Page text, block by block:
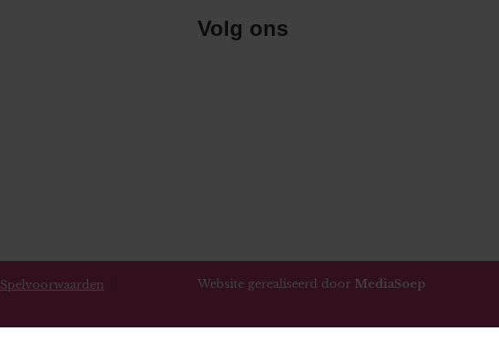
Volg ons
Spelvoorwaarden
Website gerealiseerd door MediaSoep